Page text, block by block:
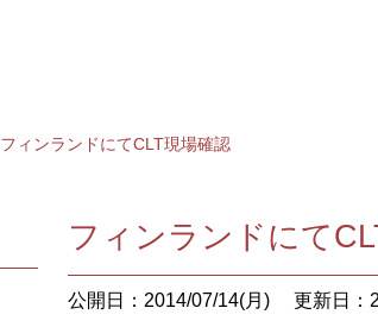
フィンランドにてCLT現場確認
フィンランドにて
公開日：2014/07/14(月) 更新日：